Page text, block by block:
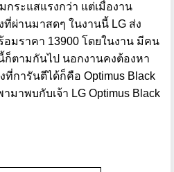
กระแสแรงกว่า แต่เมื่องาน
ที่ผ่านมาสดๆ ในงานนี้ LG ส่ง
อมราคา 13900 โดยในงาน มีคน
ตามกันไป นอกงานคงต้องหา
ที่การันตีได้ก็คือ Optimus Black
มาพบกับเจ้า LG Optimus Black